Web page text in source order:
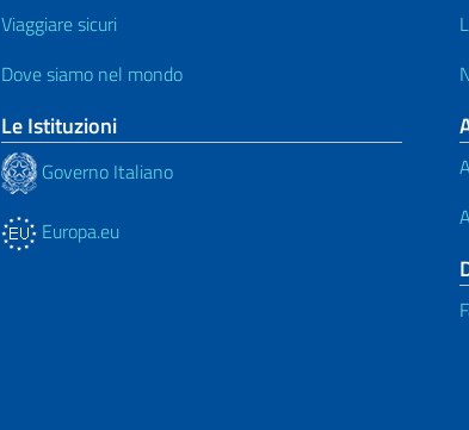
Viaggiare sicuri
Dove siamo nel mondo
Le Istituzioni
Governo Italiano
Europa.eu